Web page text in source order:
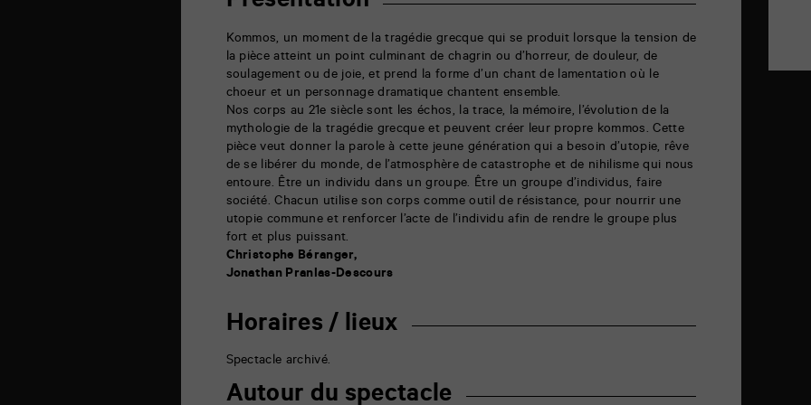
Kommos, un moment de la tragédie grecque qui se produit lorsque la tension de
la pièce atteint un point culminant de chagrin ou d’horreur, de douleur, de
soulagement ou de joie, et prend la forme d’un chant de lamentation où le
choeur et un personnage dramatique chantent ensemble.
Nos corps au 21e siècle sont les échos, la trace, la mémoire, l’évolution de la
mythologie de la tragédie grecque et peuvent créer leur propre kommos. Cette
pièce veut donner la parole à cette jeune génération qui a besoin d’utopie, rêve
de se libérer du monde, de l’atmosphère de catastrophe et de nihilisme qui nous
entoure. Être un individu dans un groupe. Être un groupe d’individus, faire
société. Chacun utilise son corps comme outil de résistance, pour nourrir une
utopie commune et renforcer l’acte de l’individu afin de rendre le groupe plus
fort et plus puissant.
Christophe Béranger,
Jonathan Pranlas-Descours
Horaires / lieux
Spectacle archivé.
Autour du spectacle